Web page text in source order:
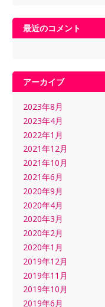
最近のコメント
アーカイブ
2023年8月
2023年4月
2022年1月
2021年12月
2021年10月
2021年6月
2020年9月
2020年4月
2020年3月
2020年2月
2020年1月
2019年12月
2019年11月
2019年10月
2019年6月